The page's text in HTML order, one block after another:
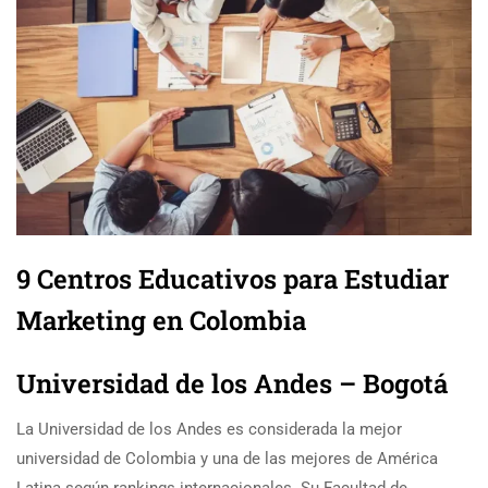
9 Centros Educativos para Estudiar
Marketing en Colombia
Universidad de los Andes – Bogotá
La Universidad de los Andes es considerada la mejor
universidad de Colombia y una de las mejores de América